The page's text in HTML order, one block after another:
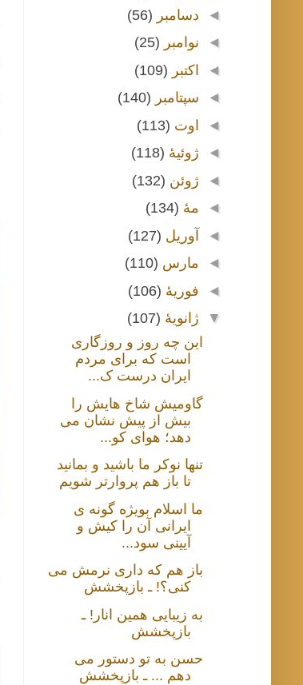
◄ دسامبر (56)
◄ نوامبر (25)
◄ اکتبر (109)
◄ سپتامبر (140)
◄ اوت (113)
◄ ژوئیهٔ (118)
◄ ژوئن (132)
◄ مهٔ (134)
◄ آوریل (127)
◄ مارس (110)
◄ فوریهٔ (106)
▼ ژانویهٔ (107)
این چه روز و روزگاری
است که برای مردم
ایران درست ک...
گاومیش شاخ هایش را
بیش از پیش نشان می
دهد؛ هوای کو...
تنها نوکر ما باشید و بمانید
تا باز هم پروارتر شویم
ما اسلام بویژه گونه ی
ایرانی آن را کیش و
آیینی سود...
باز هم که داری نرمش می
کنی؟! ـ بازپخشش
به زیبایی همین انار! ـ
بازپخشش
حسن به تو دستور می
دهم ... ـ بازپخشش